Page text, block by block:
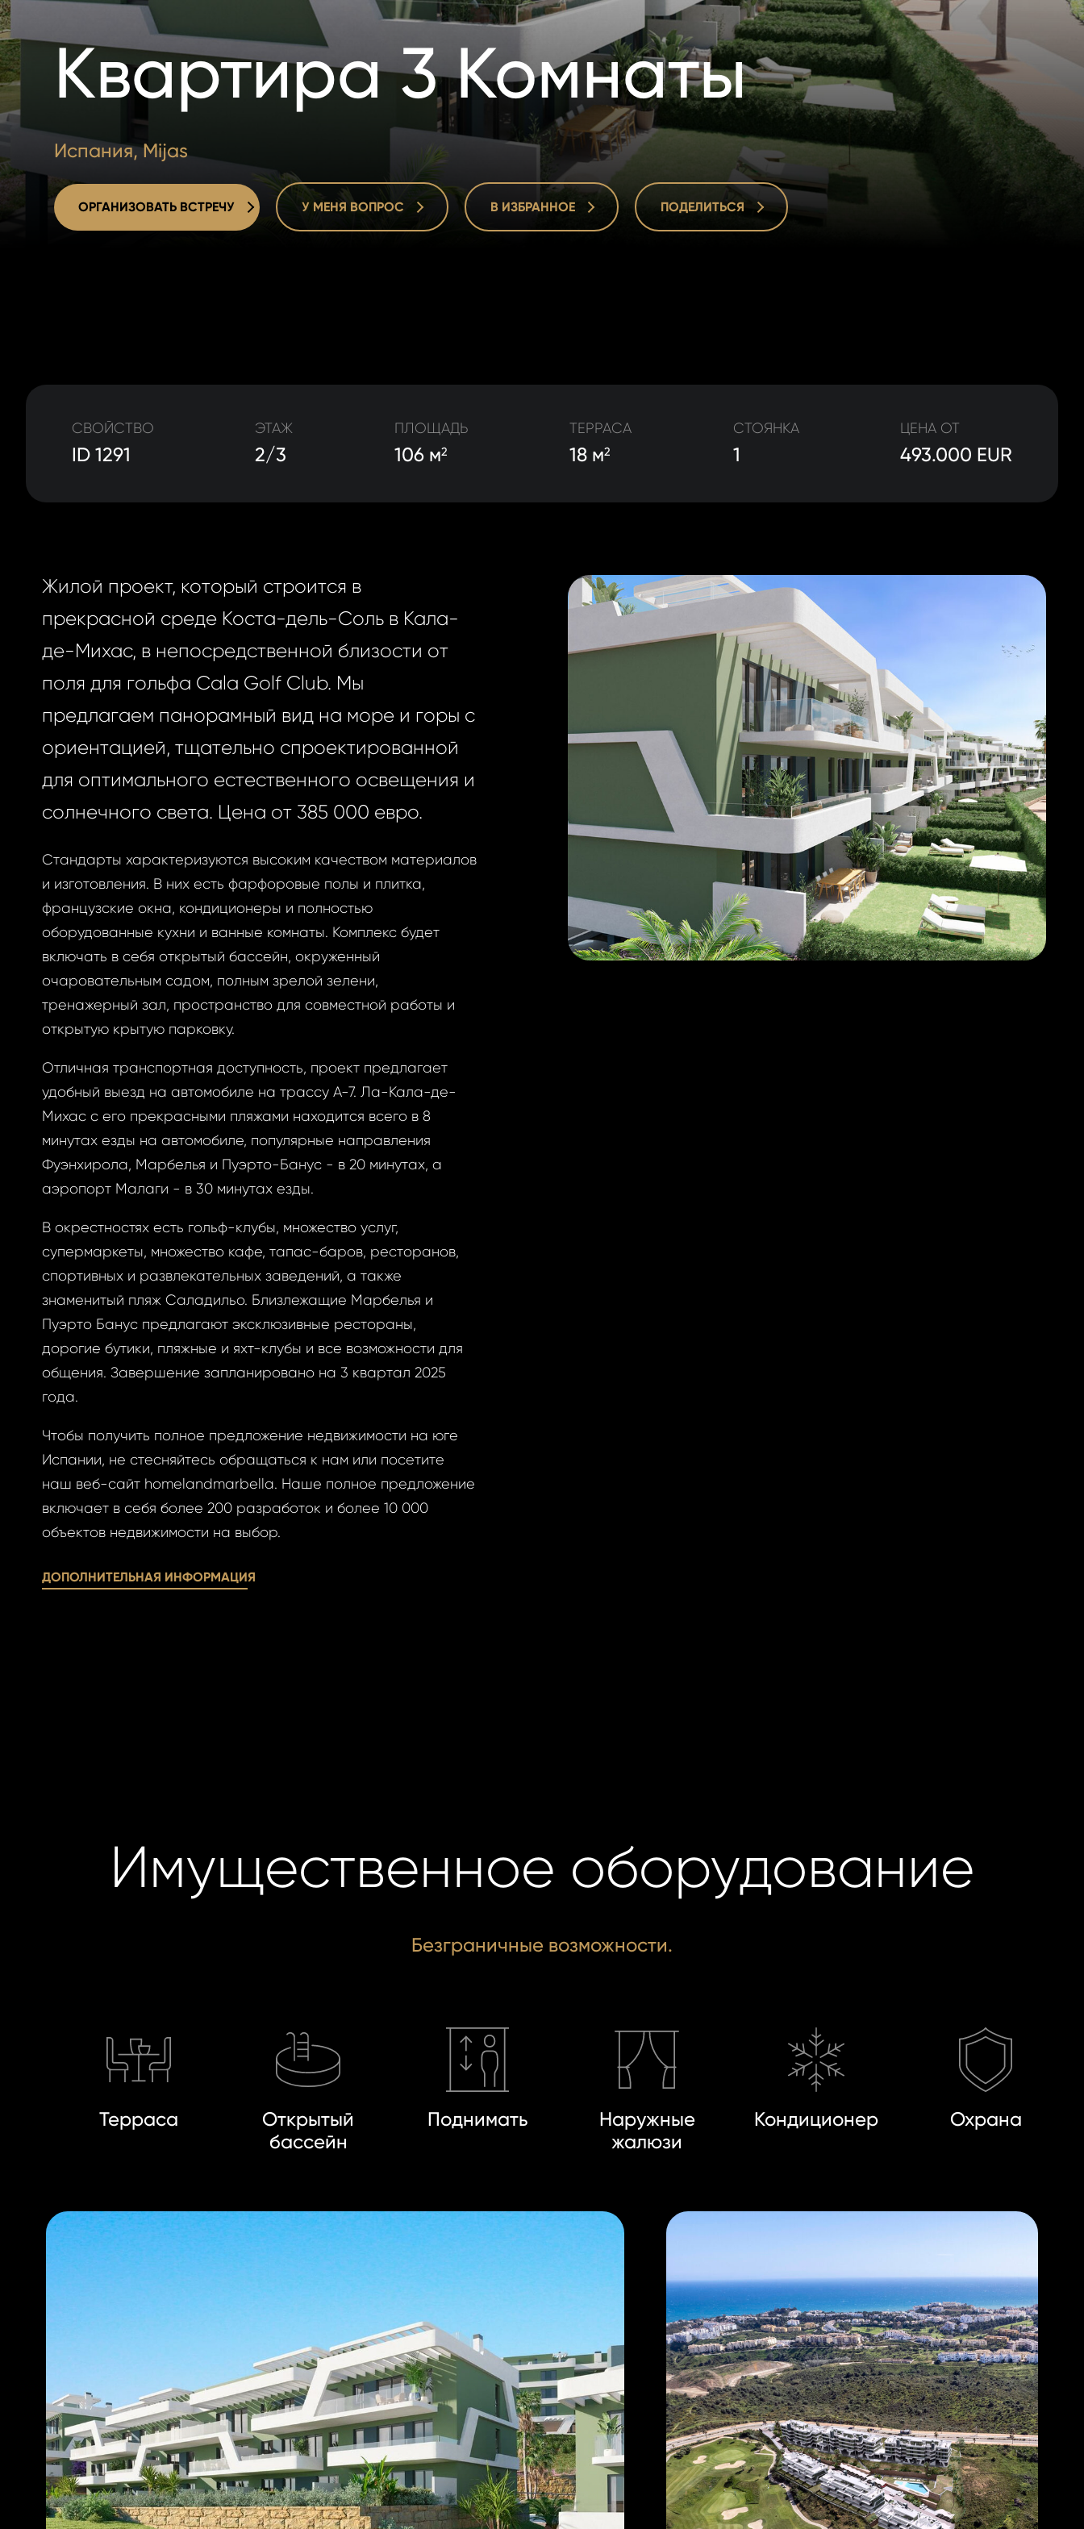
Квартира 3 Комнаты
Испания, Mijas
ОРГАНИЗОВАТЬ ВСТРЕЧУ У МЕНЯ ВОПРОС В ИЗБРАННОЕ ПОДЕЛИТЬСЯ
СВОЙСТВО
ID 1291
ЭТАЖ
2/3
ПЛОЩАДЬ
106 м2
ТЕРРАСА
18 м2
СТОЯНКА
1
ЦЕНА ОТ
493.000 EUR
Жилой проект, который строится в
прекрасной среде Коста-дель-Соль в Кала-
де-Михас, в непосредственной близости от
поля для гольфа Cala Golf Club. Мы
предлагаем панорамный вид на море и горы с
ориентацией, тщательно спроектированной
для оптимального естественного освещения и
солнечного света. Цена от 385 000 евро.
Стандарты характеризуются высоким качеством материалов
и изготовления. В них есть фарфоровые полы и плитка,
французские окна, кондиционеры и полностью
оборудованные кухни и ванные комнаты. Комплекс будет
включать в себя открытый бассейн, окруженный
очаровательным садом, полным зрелой зелени,
тренажерный зал, пространство для совместной работы и
открытую крытую парковку.
Отличная транспортная доступность, проект предлагает
удобный выезд на автомобиле на трассу А-7. Ла-Кала-де-
Михас с его прекрасными пляжами находится всего в 8
минутах езды на автомобиле, популярные направления
Фуэнхирола, Марбелья и Пуэрто-Банус - в 20 минутах, а
аэропорт Малаги - в 30 минутах езды.
В окрестностях есть гольф-клубы, множество услуг,
супермаркеты, множество кафе, тапас-баров, ресторанов,
спортивных и развлекательных заведений, а также
знаменитый пляж Саладильо. Близлежащие Марбелья и
Пуэрто Банус предлагают эксклюзивные рестораны,
дорогие бутики, пляжные и яхт-клубы и все возможности для
общения. Завершение запланировано на 3 квартал 2025
года.
Чтобы получить полное предложение недвижимости на юге
Испании, не стесняйтесь обращаться к нам или посетите
наш веб-сайт homelandmarbella. Наше полное предложение
включает в себя более 200 разработок и более 10 000
объектов недвижимости на выбор.
ДОПОЛНИТЕЛЬНАЯ ИНФОРМАЦИЯ
Имущественное оборудование
Безграничные возможности.
Терраса
Открытый
бассейн
Поднимать
Наружные
жалюзи
Кондиционер Охрана
ПОЧТЕ
где вы можете
пароль.